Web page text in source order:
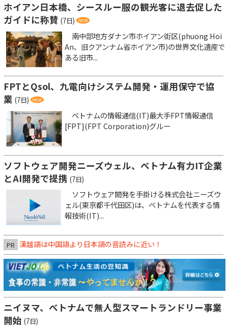
ホイアン日本橋、シースルー服の観光客に退去促した
ガイドに称賛 (7日)
南中部地方ダナン市ホイアン街区(phuong Hoi
An、旧クアンナム省ホイアン市)の世界文化遺産で
ある旧市...
FPTとQsol、九電向けシステム開発・運用保守で協
業 (7日)
ベトナムの情報通信(IT)最大手FPT情報通信
[FPT](FPT Corporation)グルー
ソフトウェア開発ニーズウェル、ベトナム有力IT企業
とAI開発で提携 (7日)
ソフトウェア開発を手掛ける株式会社ニーズウ
ェル(東京都千代田区)は、ベトナムを代表する情
報技術(IT)...
PR 漢越語は中国語より日本語の音読みに近い！
ニイヌマ、ベトナムで無人型スマートランドリー事業
開始 (7日)